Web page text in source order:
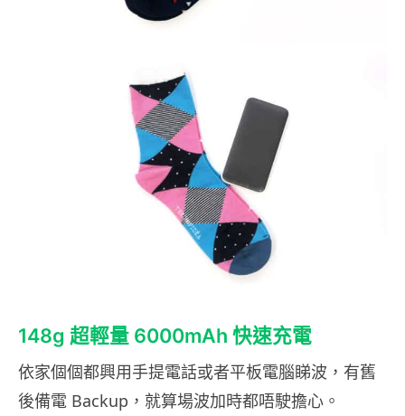
148g 超輕量 6000mAh 快速充電
依家個個都興用手提電話或者平板電腦睇波，有舊
後備電 Backup，就算場波加時都唔駛擔心。